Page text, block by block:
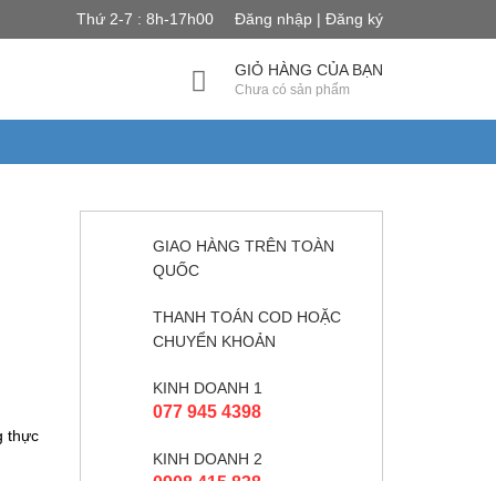
Thứ 2-7 : 8h-17h00 Đăng nhập | Đăng ký
GIỎ HÀNG CỦA BẠN
Chưa có sản phẩm
thực
GIAO HÀNG TRÊN TOÀN
QUỐC
THANH TOÁN COD HOẶC
CHUYỂN KHOẢN
KINH DOANH 1
077 945 4398
KINH DOANH 2